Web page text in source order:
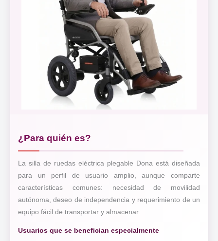
¿Para quién es?
La silla de ruedas eléctrica plegable Dona está diseñada
para un perfil de usuario amplio, aunque comparte
características comunes: necesidad de movilidad
autónoma, deseo de independencia y requerimiento de un
equipo fácil de transportar y almacenar.
Usuarios que se benefician especialmente